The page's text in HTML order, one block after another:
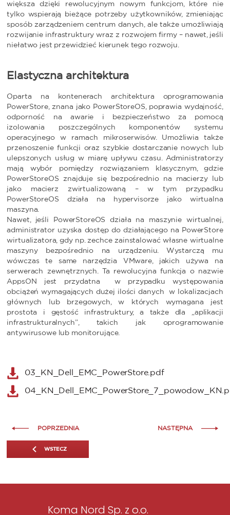
większa dzięki rewolucyjnym nowym funkcjom, które nie
tylko wspierają bieżące potrzeby użytkowników, zmieniając
sposób zarządzeniem centrum danych, ale także umożliwiają
rozwijanie infrastruktury wraz z rozwojem firmy – nawet, jeśli
niełatwo jest przewidzieć kierunek tego rozwoju.
Elastyczna architektura
Oparta na kontenerach architektura oprogramowania
PowerStore, znana jako PowerStoreOS, poprawia wydajność,
odporność na awarie i bezpieczeństwo za pomocą
izolowania poszczególnych komponentów systemu
operacyjnego w ramach mikroserwisów. Umożliwia także
przenoszenie funkcji oraz szybkie dostarczanie nowych lub
ulepszonych usług w miarę upływu czasu. Administratorzy
mają wybór pomiędzy rozwiązaniem klasycznym, gdzie
PowerStoreOS znajduje się bezpośrednio na macierzy lub
jako macierz zwirtualizowaną – w tym przypadku
PowerStoreOS działa na hypervisorze jako wirtualna
maszyna.
Nawet, jeśli PowerStoreOS działa na maszynie wirtualnej,
administrator uzyska dostęp do działającego na PowerStore
wirtualizatora, gdy np. zechce zainstalować własne wirtualne
maszyny bezpośrednio na urządzeniu. Wystarczą mu
wówczas te same narzędzia VMware, jakich używa na
serwerach zewnętrznych. Ta rewolucyjna funkcja o nazwie
AppsON jest przydatna w przypadku występowania
obciążeń wymagających dużej ilości danych w lokalizacjach
głównych lub brzegowych, w których wymagana jest
prostota i gęstość infrastruktury, a także dla „aplikacji
infrastrukturalnych”, takich jak oprogramowanie
antywirusowe lub monitorujące.
03_KN_Dell_EMC_PowerStore.pdf
POPRZEDNIA NASTĘPNA
WSTECZ
Koma Nord Sp. z o.o.